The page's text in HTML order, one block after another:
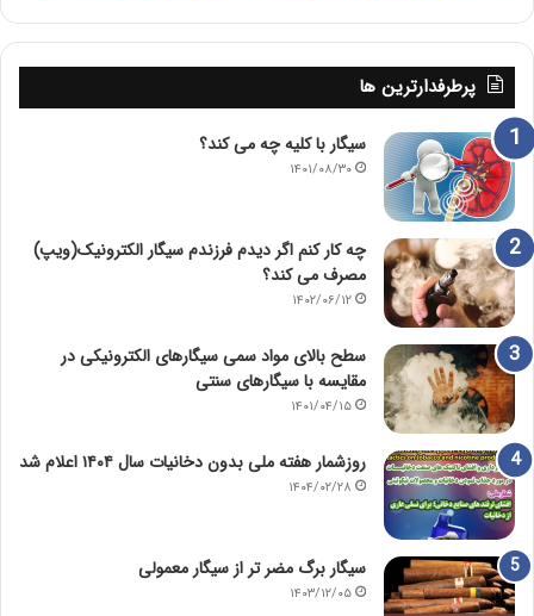
پرطرفدارترین ها
سیگار با کلیه چه می کند؟
۱۴۰۱/۰۸/۳۰
چه کار کنم اگر دیدم فرزندم سیگار الکترونیک(ویپ)
مصرف می کند؟
۱۴۰۲/۰۶/۱۲
سطح بالای مواد سمی سیگارهای الکترونیکی در
مقایسه با سیگارهای سنتی
۱۴۰۱/۰۴/۱۵
روزشمار هفته ملی بدون دخانیات سال ۱۴۰۴ اعلام شد
۱۴۰۴/۰۲/۲۸
سیگار برگ مضر تر از سیگار معمولی
۱۴۰۳/۱۲/۰۵